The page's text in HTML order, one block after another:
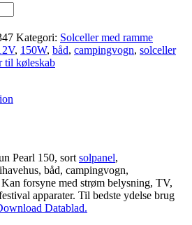
Kategori: Solceller med ramme
, 150W, båd, campingvogn, solceller
til køleskab
Pearl 150, sort solpanel,
båd, campingvogn,
forsyne med strøm belysning, TV,
apparater. Til bedste ydelse brug
Datablad.